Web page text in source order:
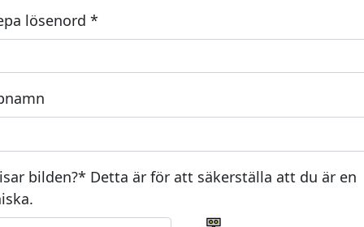
lösenord *
bilden?* Detta är för att säkerställa att du är en